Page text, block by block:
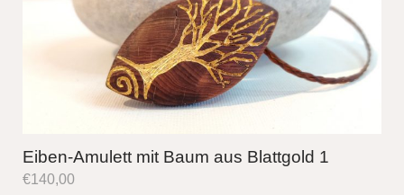
Eiben-Amulett mit Baum aus Blattgold 1
€140,00